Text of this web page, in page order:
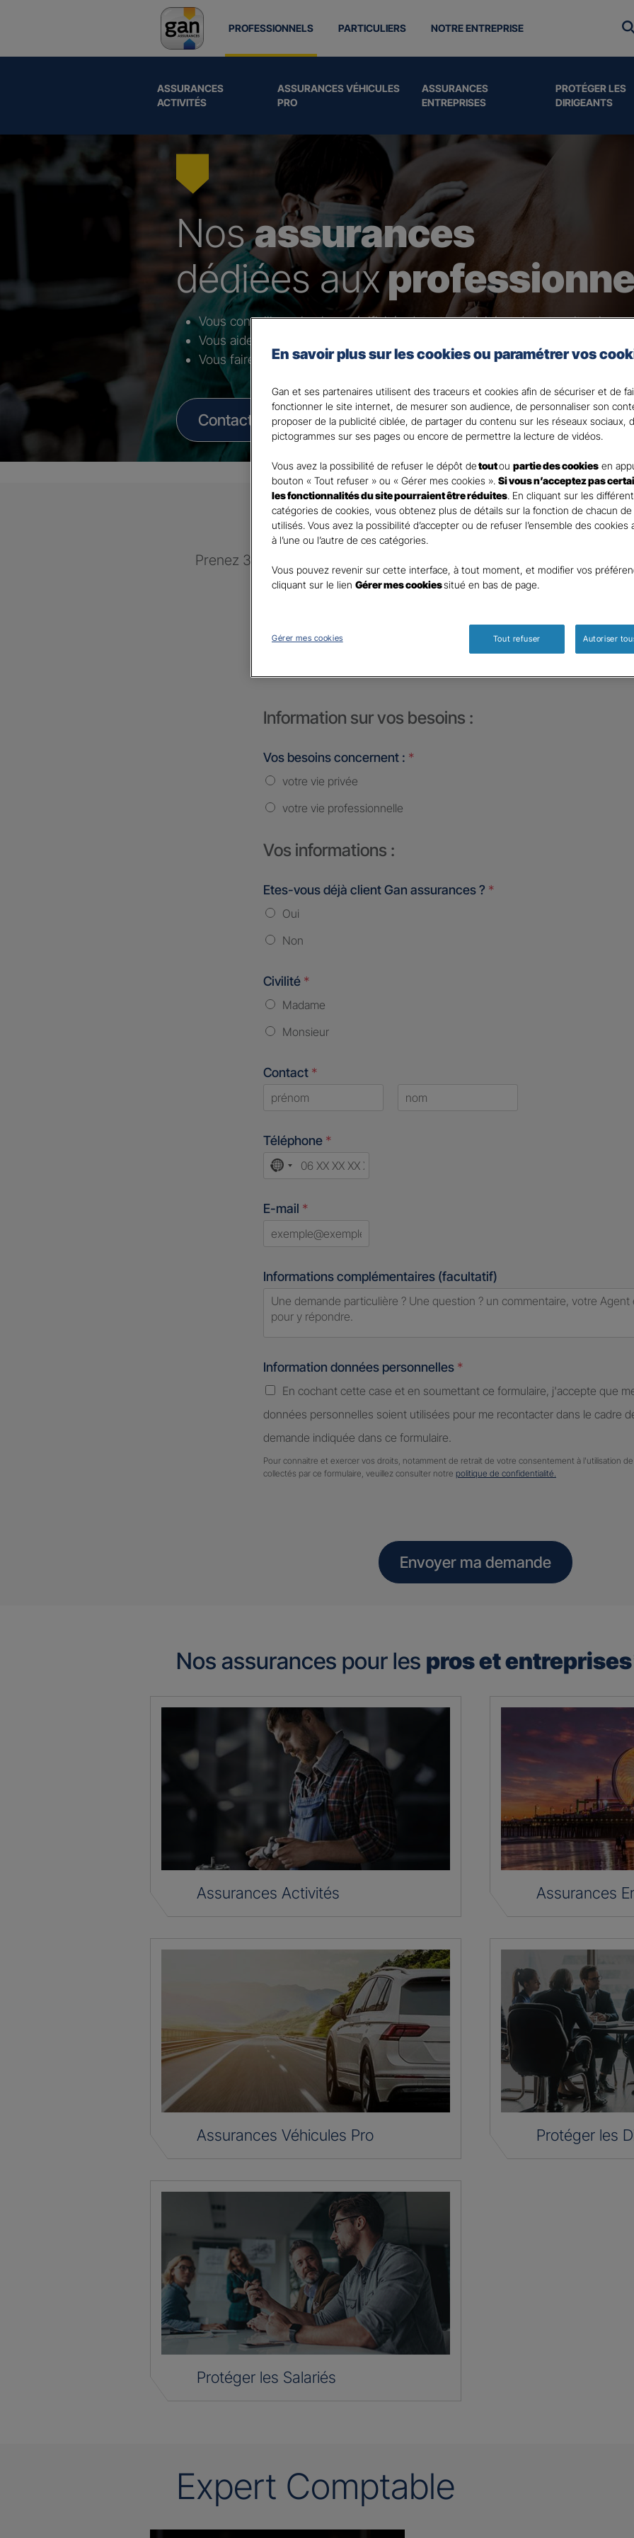
PROFESSIONNELS
ASSURANCES
ACTIVITÉS
ASSURANCES VÉHICULES
PRO
ASSURANCES
ENTREPRISES
PROTÉGER LES
DIRIGEANTS
PARTICULIERS NOTRE ENTREPRISE
Nosassurances
dédiées aux
Vous conseiller selon les spécificités de votre activité et de votre situation.
Vous aider à mettre en place des moyens de prévention au cœur de votre
Vous faire bénéficier de notre expertise et réactivité en cas de sinistre.
Contacter un Agent
DEMANDE DE DEVIS
Prenez 3 minutes pour remplir ce rapide questionnaire afin que
recontacte rapidement pour finaliser l’étude précise de
GAN ASSURANCES PERPIGNAN
Information sur vos besoins :
Vos besoins concernent : *
votre vie privée
votre vie professionnelle
Vos informations :
Etes-vous déjà client Gan assurances ? *
Oui
Non
Civilité *
Madame
Monsieur
Contact *
Téléphone *
No
selected
E-mail *
Informations complémentaires (facultatif)
Information données personnelles *
En cochant cette case et en soumettant ce formulaire, j'accepte que
données personnelles soient utilisées pour me recontacter dans le cadre
demande indiquée dans ce formulaire.
Pour connaitre et exercer vos droits, notamment de retrait de votre consentement à l'utilisation
collectés par ce formulaire, veuillez consulter notre politique de confidentialité.
Envoyer ma demande
Nos assurances pour les pros et
Assurances Activités Assurances
Assurances Véhicules Pro Protéger les
Protéger les Salariés
Expert Comptable
En savoir plus sur les cookies ou paramétrer vos
Gan et ses partenaires utilisent des traceurs et cookies afin de sécuriser et de
fonctionner le site internet, de mesurer son audience, de personnaliser son
proposer de la publicité ciblée, de partager du contenu sur les réseaux sociaux,
pictogrammes sur ses pages ou encore de permettre la lecture de vidéos.
Vous avez la possibilité de refuser le dépôt detoutou partie des cookies en
bouton « Tout refuser » ou « Gérer mes cookies ». Si vous n’acceptez pas
les fonctionnalités du site pourraient être réduites. En cliquant sur les
catégories de cookies, vous obtenez plus de détails sur la fonction de chacun
utilisés. Vous avez la possibilité d’accepter ou de refuser l’ensemble des cookies
à l’une ou l’autre de ces catégories.
Vous pouvez revenir sur cette interface, à tout moment, et modifier vos
cliquant sur le lien Gérer mes cookiessitué en bas de page.
Gérer mes cookies Tout refuser Autoriser